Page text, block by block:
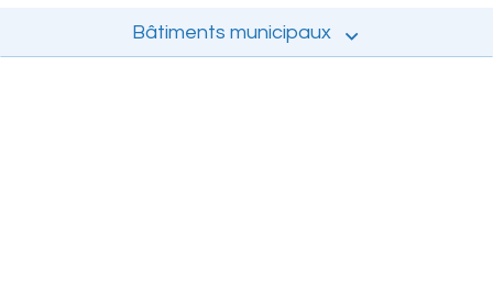
Bâtiments municipaux